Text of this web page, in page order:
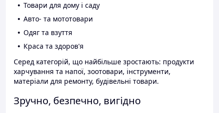
Товари для дому і саду
Авто- та мототовари
Одяг та взуття
Краса та здоров'я
Серед категорій, що найбільше зростають: продукти
харчування та напої, зоотовари, інструменти,
матеріали для ремонту, будівельні товари.
Зручно, безпечно, вигідно